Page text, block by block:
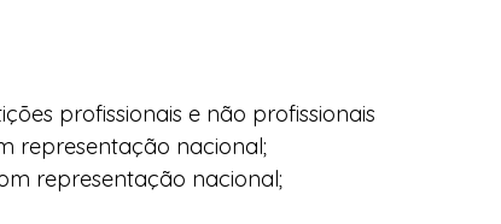
profissionais e não profissionais
representação nacional;
representação nacional;